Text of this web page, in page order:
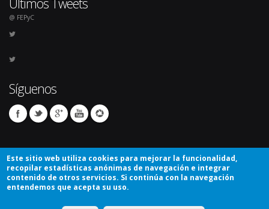
@ FEPyC
Síguenos
© Copyright 2026. Todos los derechos reservados.
Este sitio web utiliza cookies para mejorar la funcionalidad,
recopilar estadísticas anónimas de navegación e integrar
contenido de otros servicios. Si continúa con la navegación
entendemos que acepta su uso.